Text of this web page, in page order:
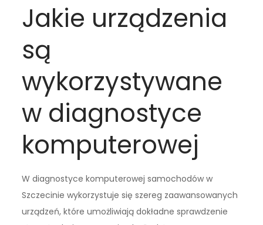
Jakie urządzenia
są
wykorzystywane
w diagnostyce
komputerowej
W diagnostyce komputerowej samochodów w
Szczecinie wykorzystuje się szereg zaawansowanych
urządzeń, które umożliwiają dokładne sprawdzenie